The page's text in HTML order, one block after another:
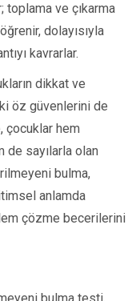
toplama ve çıkarma
dolayısıyla
kavrarlar.
dikkat ve
öz güvenlerini de
çocuklar hem
sayılarla olan
bulma,
anlamda
çözme becerilerini